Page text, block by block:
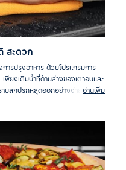
สะดวก
ารปรุงอาหาร ด้วยโปรแกรมการ
ยงเติมน้ำที่ด้านล่างของเตาอบและ
าบสกปรกหลุดออกอย่างง่ายดายอ่านเพิ่ม